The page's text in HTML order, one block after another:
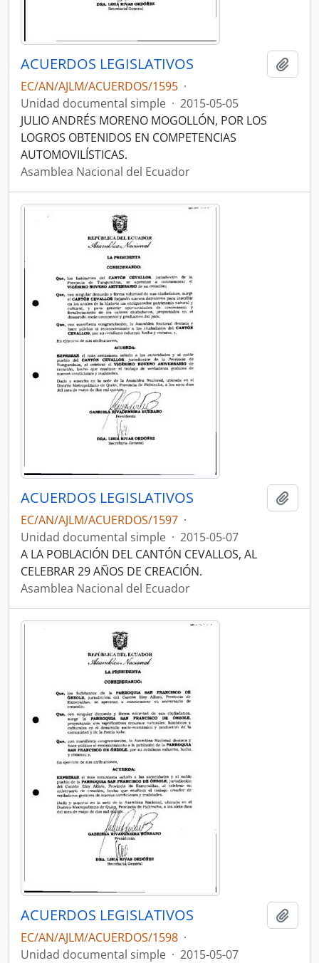
ACUERDOS LEGISLATIVOS
EC/AN/AJLM/ACUERDOS/1595 ·
Unidad documental simple · 2015-05-05
JULIO ANDRÉS MORENO MOGOLLÓN, POR LOS
LOGROS OBTENIDOS EN COMPETENCIAS
AUTOMOVILÍSTICAS.
Asamblea Nacional del Ecuador
ACUERDOS LEGISLATIVOS
EC/AN/AJLM/ACUERDOS/1597 ·
Unidad documental simple · 2015-05-07
A LA POBLACIÓN DEL CANTÓN CEVALLOS, AL
CELEBRAR 29 AÑOS DE CREACIÓN.
Asamblea Nacional del Ecuador
ACUERDOS LEGISLATIVOS
EC/AN/AJLM/ACUERDOS/1598 ·
Unidad documental simple · 2015-05-07